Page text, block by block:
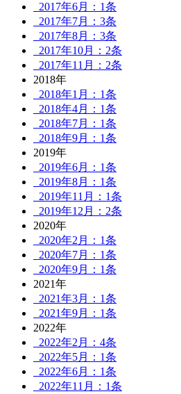
2017年6月：1条
2017年7月：3条
2017年8月：3条
2017年10月：2条
2017年11月：2条
2018年
2018年1月：1条
2018年4月：1条
2018年7月：1条
2018年9月：1条
2019年
2019年6月：1条
2019年8月：1条
2019年11月：1条
2019年12月：2条
2020年
2020年2月：1条
2020年7月：1条
2020年9月：1条
2021年
2021年3月：1条
2021年9月：1条
2022年
2022年2月：4条
2022年5月：1条
2022年6月：1条
2022年11月：1条